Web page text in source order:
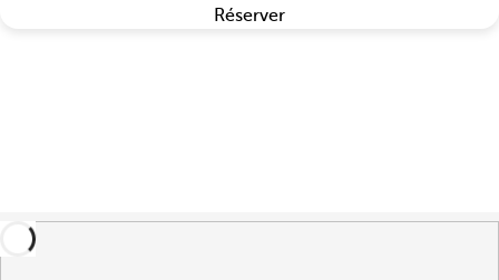
Réserver